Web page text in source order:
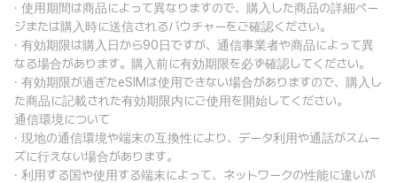
· 使用期間は商品によって異なりますので、購入した商品の詳細ペー
ジまたは購入時に送信されるバウチャーをご確認ください。
· 有効期限は購入日から90日ですが、通信事業者や商品によって異
なる場合があります。購入前に有効期限を必ず確認してください。
· 有効期限が過ぎたeSIMは使用できない場合がありますので、購入し
た商品に記載された有効期限内にご使用を開始してください。
通信環境について
· 現地の通信環境や端末の互換性により、データ利用や通話がスムー
ズに行えない場合があります。
· 利用する国や使用する端末によって、ネットワークの性能に違いが